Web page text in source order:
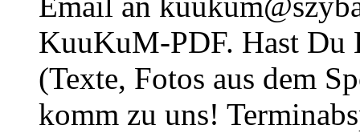
KuuKuM-PDF. Hast Du
(Texte, Fotos aus dem
komm zu uns!